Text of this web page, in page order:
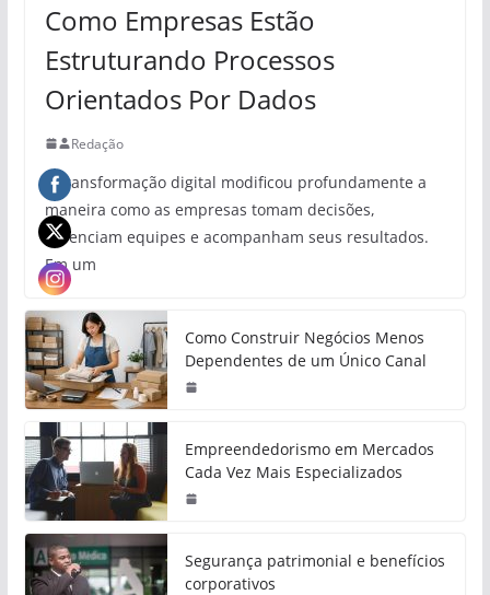
Como Empresas Estão
Estruturando Processos
Orientados Por Dados
Redação
A transformação digital modificou profundamente a
maneira como as empresas tomam decisões,
gerenciam equipes e acompanham seus resultados.
Em um
Como Construir Negócios Menos
Dependentes de um Único Canal
Empreendedorismo em Mercados
Cada Vez Mais Especializados
Segurança patrimonial e benefícios
corporativos